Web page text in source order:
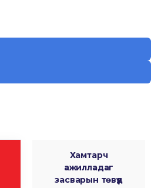
Хамтарч
ажилладаг
засварын төвүүд